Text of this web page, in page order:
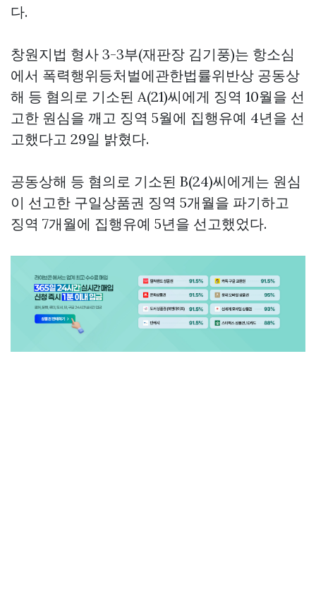
다.
창원지법 형사 3-3부(재판장 김기풍)는 항소심
에서 폭력행위등처벌에관한법률위반상 공동상
해 등 혐의로 기소된 A(21)씨에게 징역 10월을 선
고한 원심을 깨고 징역 5월에 집행유예 4년을 선
고했다고 29일 밝혔다.
공동상해 등 혐의로 기소된 B(24)씨에게는 원심
이 선고한 구일상품권 징역 5개월을 파기하고
징역 7개월에 집행유예 5년을 선고했었다.